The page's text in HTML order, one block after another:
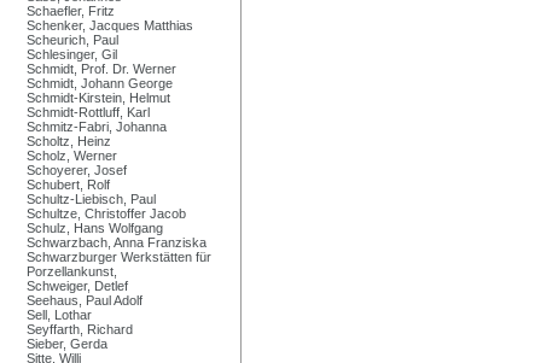
Schaefler, Fritz
Schenker, Jacques Matthias
Scheurich, Paul
Schlesinger, Gil
Schmidt, Prof. Dr. Werner
Schmidt, Johann George
Schmidt-Kirstein, Helmut
Schmidt-Rottluff, Karl
Schmitz-Fabri, Johanna
Scholtz, Heinz
Scholz, Werner
Schoyerer, Josef
Schubert, Rolf
Schultz-Liebisch, Paul
Schultze, Christoffer Jacob
Schulz, Hans Wolfgang
Schwarzbach, Anna Franziska
Schwarzburger Werkstätten für
Porzellankunst,
Schweiger, Detlef
Seehaus, Paul Adolf
Sell, Lothar
Seyffarth, Richard
Sieber, Gerda
Sitte, Willi